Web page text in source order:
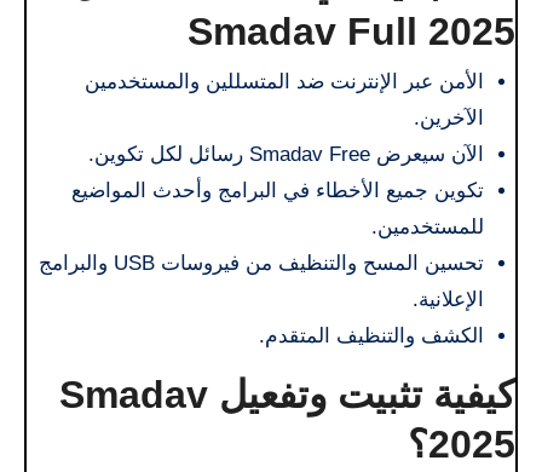
2025 Smadav Full
الأمن عبر الإنترنت ضد المتسللين والمستخدمين
الآخرين.
الآن سيعرض Smadav Free رسائل لكل تكوين.
تكوين جميع الأخطاء في البرامج وأحدث المواضيع
للمستخدمين.
تحسين المسح والتنظيف من فيروسات USB والبرامج
الإعلانية.
الكشف والتنظيف المتقدم.
كيفية تثبيت وتفعيل Smadav
2025؟